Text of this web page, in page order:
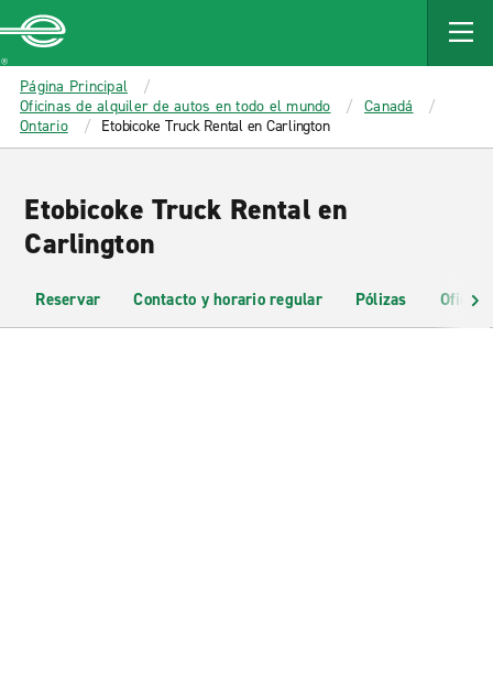
MAIN
CONTENT
Enterprise
Página Principal
Oficinas de alquiler de autos en todo el mundo
Canadá
Ontario
Etobicoke Truck Rental en Carlington
Etobicoke Truck Rental en
Carlington
Reservar Contacto y horario regular Pólizas